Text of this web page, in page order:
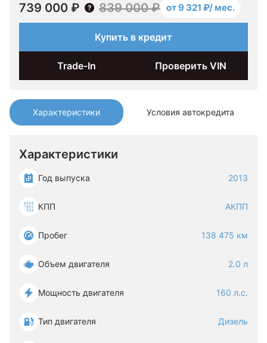
Характеристики Условия автокредита
Характеристики
Год выпуска 2013
КПП АКПП
Пробег 138 475 км
Объем двигателя 2.0 л
Мощность двигателя 160 л.с.
Тип двигателя Дизель
739 000 ₽ 839 000 ₽ от 9 321 ₽/ мес.
Купить в кредит
Trade-In Проверить VIN